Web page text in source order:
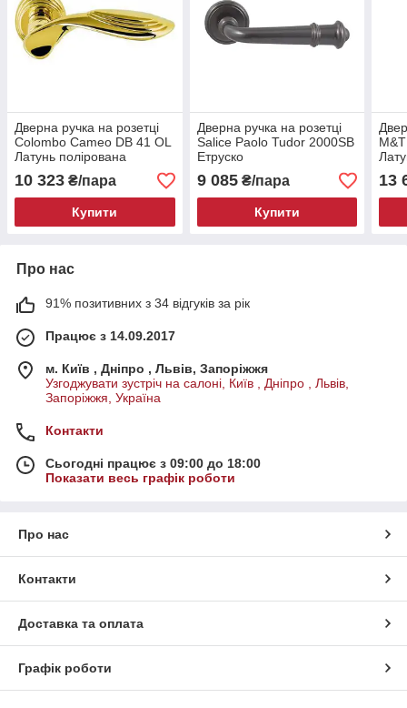
Дверна ручка на розетці
Colombo Cameo DB 41 OL
Латунь полірована
10 323 ₴/пара
Купити
Дверна ручка на розетці
Salice Paolo Tudor 2000SB
Етруско
9 085₴/пара
Купити
13
Про нас
91% позитивних з 34 відгуків за рік
Працює з 14.09.2017
м. Київ , Дніпро , Львів, Запоріжжя
Узгоджувати зустріч на салоні, Київ , Дніпро , Львів,
Запоріжжя, Україна
Контакти
Сьогодні працює з 09:00 до 18:00
Показати весь графік роботи
Про нас
Контакти
Доставка та оплата
Графік роботи